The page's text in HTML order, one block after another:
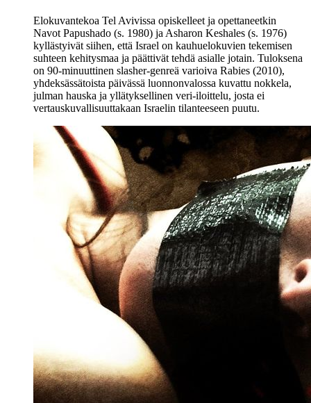
Elokuvantekoa Tel Avivissa opiskelleet ja opettaneetkin
Navot Papushado (s. 1980) ja Asharon Keshales (s. 1976)
kyllästyivät siihen, että Israel on kauhuelokuvien tekemisen
suhteen kehitysmaa ja päättivät tehdä asialle jotain. Tuloksena
on 90-minuuttinen slasher-genreä varioiva Rabies (2010),
yhdeksässätoista päivässä luonnonvalossa kuvattu nokkela,
julman hauska ja yllätyksellinen veri-iloittelu, josta ei
vertauskuvallisuuttakaan Israelin tilanteeseen puutu.